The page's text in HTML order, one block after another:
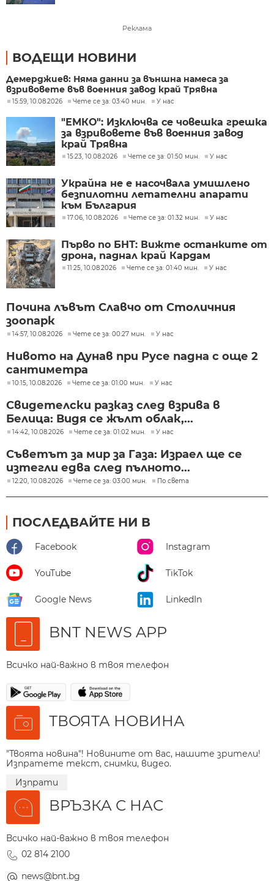
Реклама
ВОДЕЩИ НОВИНИ
Демерджиев: Няма данни за външна намеса за
взривовете във военния завод край Трявна
15:59, 10.08.2026 Чете се за: 03:40 мин. У нас
"ЕМКО": Изключва се човешка грешка
за взривовете във военния завод
край Трявна
15:23, 10.08.2026 Чете се за: 01:50 мин. У нас
Украйна не е насочвала умишлено
безпилотни летателни апарати
към България
17:06, 10.08.2026 Чете се за: 01:32 мин. У нас
Първо по БНТ: Вижте останките от
дрона, паднал край Кардам
11:25, 10.08.2026 Чете се за: 01:40 мин. У нас
Почина лъвът Славчо от Столичния
зоопарк
14:57, 10.08.2026 Чете се за: 00:27 мин. У нас
Нивото на Дунав при Русе падна с още 2
сантиметра
10:15, 10.08.2026 Чете се за: 01:00 мин. У нас
Свидетелски разказ след взрива в
Белица: Видя се жълт облак,...
14:42, 10.08.2026 Чете се за: 01:02 мин. У нас
Съветът за мир за Газа: Израел ще се
изтегли едва след пълното...
12:20, 10.08.2026 Чете се за: 03:00 мин. По света
ПОСЛЕДВАЙТЕ НИ В
Facebook Instagram
YouTube TikTok
Google News LinkedIn
BNT NEWS APP
Всичко най-важно в твоя телефон
ТВОЯТА НОВИНА
"Твоята новина"! Новините от вас, нашите зрители!
Изпратете текст, снимки, видео.
Изпрати
ВРЪЗКА С НАС
Всичко най-важно в твоя телефон
02 814 2100
news@bnt.bg